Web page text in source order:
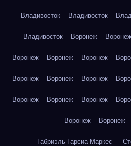
Владивосток Владивосток
Владивосток Воронеж
Воронеж Воронеж Воронеж
Воронеж Воронеж Воронеж
Воронеж Воронеж Воронеж
Воронеж Воронеж
Габриэль Гарсиа Маркес —